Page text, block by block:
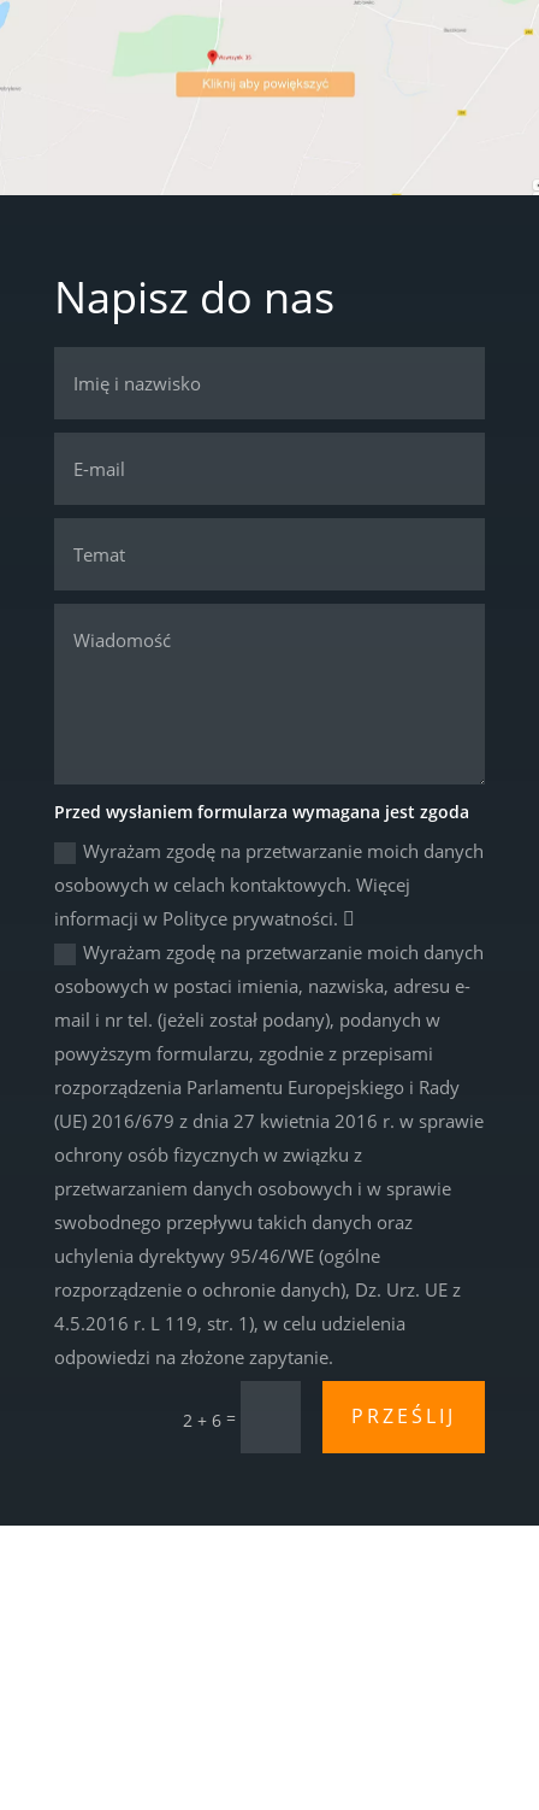
Napisz do nas
Przed wysłaniem formularza wymagana jest zgoda
Wyrażam zgodę na przetwarzanie moich danych
osobowych w celach kontaktowych. Więcej
informacji w Polityce prywatności.
Wyrażam zgodę na przetwarzanie moich danych
osobowych w postaci imienia, nazwiska, adresu e-
mail i nr tel. (jeżeli został podany), podanych w
powyższym formularzu, zgodnie z przepisami
rozporządzenia Parlamentu Europejskiego i Rady
(UE) 2016/679 z dnia 27 kwietnia 2016 r. w sprawie
ochrony osób fizycznych w związku z
przetwarzaniem danych osobowych i w sprawie
swobodnego przepływu takich danych oraz
uchylenia dyrektywy 95/46/WE (ogólne
rozporządzenie o ochronie danych), Dz. Urz. UE z
4.5.2016 r. L 119, str. 1), w celu udzielenia
odpowiedzi na złożone zapytanie.
2 + 6 = PRZEŚLIJ